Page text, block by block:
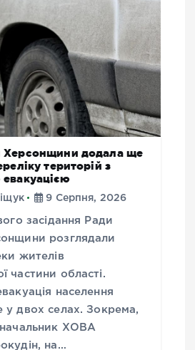
Херсонщини додала ще
територій з
9 Серпня, 2026
засідання Ради
розглядали
жителів
частини області.
населення
двох селах. Зокрема,
ХОВА
на…